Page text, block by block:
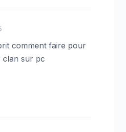
comment faire pour
clan sur pc